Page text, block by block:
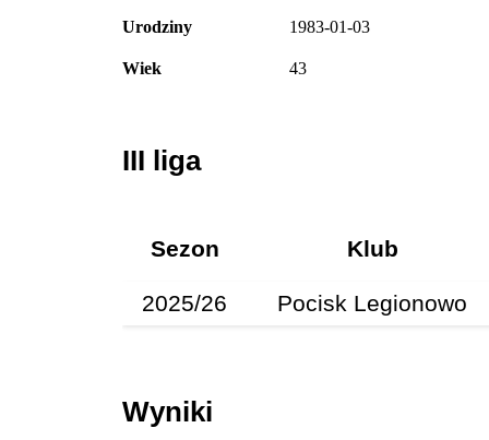
Urodziny 1983-01-03
Wiek 43
III liga
Sezon Klub
2025/26 Pocisk Legionowo
Wyniki